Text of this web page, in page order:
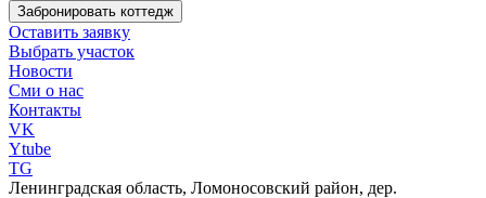
Забронировать коттедж
Оставить заявку
Выбрать участок
Новости
Сми о нас
Контакты
VK
Ytube
TG
Ленинградская область, Ломоносовский район, дер.